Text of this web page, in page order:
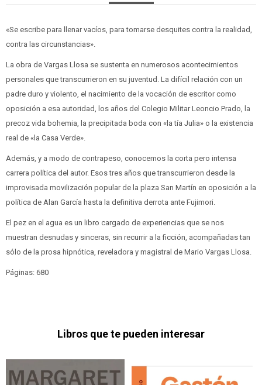
«Se escribe para llenar vacíos, para tomarse desquites contra la realidad,
contra las circunstancias».
La obra de Vargas Llosa se sustenta en numerosos acontecimientos
personales que transcurrieron en su juventud. La difícil relación con un
padre duro y violento, el nacimiento de la vocación de escritor como
oposición a esa autoridad, los años del Colegio Militar Leoncio Prado, la
precoz vida bohemia, la precipitada boda con «la tía Julia» o la existencia
real de «la Casa Verde».
Además, y a modo de contrapeso, conocemos la corta pero intensa
carrera política del autor. Esos tres años que transcurrieron desde la
improvisada movilización popular de la plaza San Martín en oposición a la
política de Alan García hasta la definitiva derrota ante Fujimori.
El pez en el agua es un libro cargado de experiencias que se nos
muestran desnudas y sinceras, sin recurrir a la ficción, acompañadas tan
sólo de la prosa hipnótica, reveladora y magistral de Mario Vargas Llosa.
Páginas: 680
Libros que te pueden interesar